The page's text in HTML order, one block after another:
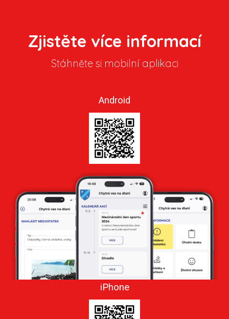
Zjistěte více informací
Stáhněte si mobilní aplikaci
Android
iPhone